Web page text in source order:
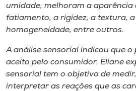
A-
umidade, melhoram a aparência
fatiamento, a rigidez, a textura,
homogeneidade, entre outros.
A análise sensorial indicou que
aceito pelo consumidor. Eliane
sensorial tem o objetivo de
interpretar as reações que as